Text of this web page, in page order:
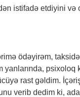
istifadə etdiyini
ödəyirəm,
psixoloq
rast gəldim.
verib dedim ki,